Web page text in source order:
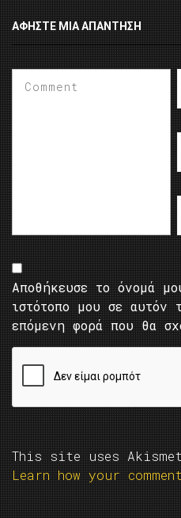
ΑΦΉΣΤΕ ΜΙΑ ΑΠΆΝΤΗΣΗ
Αποθήκευσε το όνομά
ιστότοπο μου σε αυτόν
επόμενη φορά που θα
This site uses
Learn how your